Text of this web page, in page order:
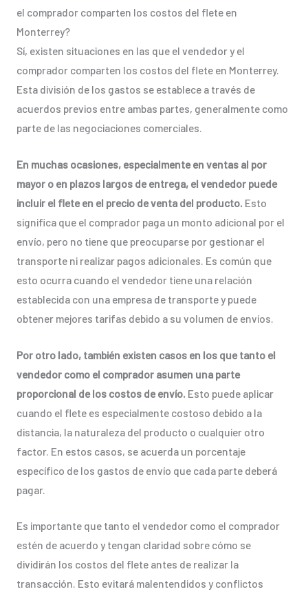
el comprador comparten los costos del flete en
Monterrey?
Sí, existen situaciones en las que el vendedor y el
comprador comparten los costos del flete en Monterrey.
Esta división de los gastos se establece a través de
acuerdos previos entre ambas partes, generalmente como
parte de las negociaciones comerciales.
En muchas ocasiones, especialmente en ventas al por
mayor o en plazos largos de entrega, el vendedor puede
incluir el flete en el precio de venta del producto. Esto
significa que el comprador paga un monto adicional por el
envío, pero no tiene que preocuparse por gestionar el
transporte ni realizar pagos adicionales. Es común que
esto ocurra cuando el vendedor tiene una relación
establecida con una empresa de transporte y puede
obtener mejores tarifas debido a su volumen de envíos.
Por otro lado, también existen casos en los que tanto el
vendedor como el comprador asumen una parte
proporcional de los costos de envío. Esto puede aplicar
cuando el flete es especialmente costoso debido a la
distancia, la naturaleza del producto o cualquier otro
factor. En estos casos, se acuerda un porcentaje
específico de los gastos de envío que cada parte deberá
pagar.
Es importante que tanto el vendedor como el comprador
estén de acuerdo y tengan claridad sobre cómo se
dividirán los costos del flete antes de realizar la
transacción. Esto evitará malentendidos y conflictos